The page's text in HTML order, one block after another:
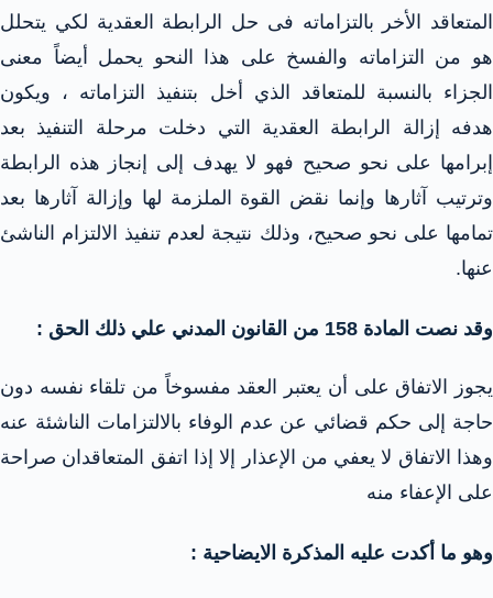
المتعاقد الأخر بالتزاماته فى حل الرابطة العقدية لكي يتحلل
هو من التزاماته والفسخ على هذا النحو يحمل أيضاً معنى
الجزاء بالنسبة للمتعاقد الذي أخل بتنفيذ التزاماته ، ويكون
هدفه إزالة الرابطة العقدية التي دخلت مرحلة التنفيذ بعد
إبرامها على نحو صحيح فهو لا يهدف إلى إنجاز هذه الرابطة
وترتيب آثارها وإنما نقض القوة الملزمة لها وإزالة آثارها بعد
تمامها على نحو صحيح، وذلك نتيجة لعدم تنفيذ الالتزام الناشئ
عنها.
وقد نصت المادة 158 من القانون المدني علي ذلك الحق :
يجوز الاتفاق على أن يعتبر العقد مفسوخاً من تلقاء نفسه دون
حاجة إلى حكم قضائي عن عدم الوفاء بالالتزامات الناشئة عنه
وهذا الاتفاق لا يعفي من الإعذار إلا إذا اتفق المتعاقدان صراحة
على الإعفاء منه
وهو ما أكدت عليه المذكرة الايضاحية :